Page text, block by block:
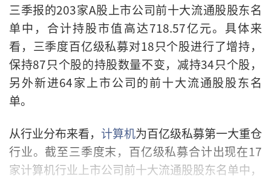
三季报的203家A股上市公司前十大流通股股东名
单中，合计持股市值高达718.57亿元。具体来
看，三季度百亿级私募对18只个股进行了增持，
保持87只个股的持股数量不变，减持34只个股，
另外新进64家上市公司的前十大流通股股东名
单。
从行业分布来看， 计算机为百亿级私募第一大重仓
行业。截至三季度末，百亿级私募合计出现在17
家计算机行业上市公司前十大流通股股东名单中，